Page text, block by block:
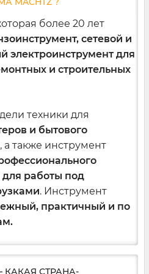
электроинструмент
и
в фирменном
сертифицированный
производителя.
более 20 лет
сетевой и
электроинструмент для
и строительных
техники для
и бытового
, а также инструмент
для работы под
. Инструмент
практичный и по
КАКАЯ СТРАНА-